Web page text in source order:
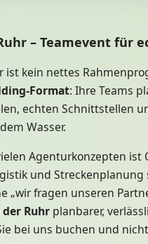
– Teamevent für
ist kein nettes
Format: Ihre Teams
echten Schnittstellen
Wasser.
Agenturkonzepten ist
und
„wir fragen unseren
Ruhr planbarer,
bei uns buchen und